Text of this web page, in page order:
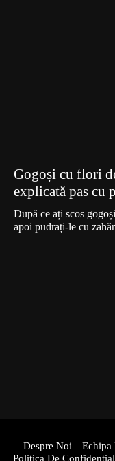
Gogoși cu flori
explicată pas cu
După ce ați scos
apoi pudrați-le cu
Despre Noi Echipa
Politica De